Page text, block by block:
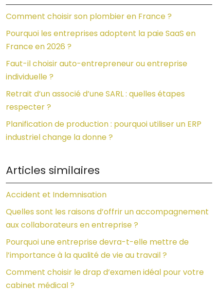
Comment choisir son plombier en France ?
Pourquoi les entreprises adoptent la paie SaaS en
France en 2026 ?
Faut-il choisir auto-entrepreneur ou entreprise
individuelle ?
Retrait d’un associé d’une SARL : quelles étapes
respecter ?
Planification de production : pourquoi utiliser un ERP
industriel change la donne ?
Articles similaires
Accident et Indemnisation
Quelles sont les raisons d’offrir un accompagnement
aux collaborateurs en entreprise ?
Pourquoi une entreprise devra-t-elle mettre de
l’importance à la qualité de vie au travail ?
Comment choisir le drap d’examen idéal pour votre
cabinet médical ?